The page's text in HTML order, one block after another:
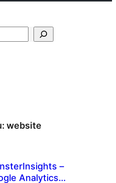
website
–
Analytics